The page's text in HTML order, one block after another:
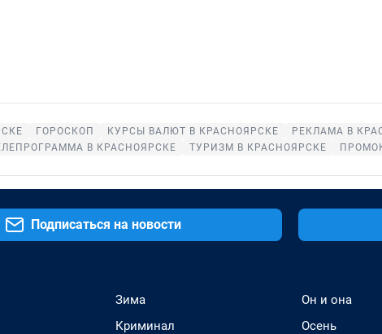
ГОРОСКОП КУРСЫ ВАЛЮТ В КРАСНОЯРСКЕ РЕКЛАМА В
В КРАСНОЯРСКЕ ТУРИЗМ В КРАСНОЯРСКЕ
Подписаться на новости
Зима
Криминал
Он и она
Осень